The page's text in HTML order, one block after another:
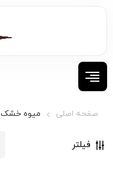
صفحه اصلی میوه خشک
فیلتر